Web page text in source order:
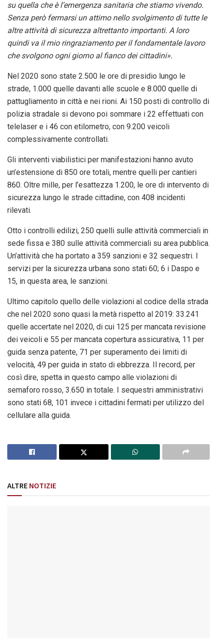
su quella che è l’emergenza sanitaria che stiamo vivendo.
Senza però fermarsi un attimo nello svolgimento di tutte le
altre attività di sicurezza altrettanto importanti. A loro
quindi va il mio ringraziamento per il fondamentale lavoro
che svolgono ogni giorno al fianco dei cittadini».
Nel 2020 sono state 2.500 le ore di presidio lungo le
strade, 1.000 quelle davanti alle scuole e 8.000 quelle di
pattugliamento in città e nei rioni. Ai 150 posti di controllo di
polizia stradale si devono poi sommare i 22 effettuati con
telelaser e i 46 con etilometro, con 9.200 veicoli
complessivamente controllati.
Gli interventi viabilistici per manifestazioni hanno avuto
un’estensione di 850 ore totali, mentre quelli per cantieri
860. Oltre mille, per l’esattezza 1.200, le ore di intervento di
sicurezza lungo le strade cittadine, con 408 incidenti
rilevati.
Otto i controlli edilizi, 250 quelli sulle attività commerciali in
sede fissa e 380 sulle attività commerciali su area pubblica.
Un’attività che ha portato a 359 sanzioni e 32 sequestri. I
servizi per la sicurezza urbana sono stati 60; 6 i Daspo e
15, in questa area, le sanzioni.
Ultimo capitolo quello delle violazioni al codice della strada
che nel 2020 sono quasi la metà rispetto al 2019: 33.241
quelle accertate nel 2020, di cui 125 per mancata revisione
dei veicoli e 55 per mancata copertura assicurativa, 11 per
guida senza patente, 71 per superamento dei limiti di
velocità, 49 per guida in stato di ebbrezza. Il record, per
così dire, spetta in questo campo alle violazioni di
semaforo rosso, 3.650 in totale. I sequestri amministrativi
sono stati 68, 101 invece i cittadini fermati per utilizzo del
cellulare alla guida.
ALTRE NOTIZIE